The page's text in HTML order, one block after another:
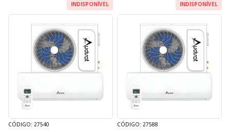
INDISPONÍVEL INDISPONÍVEL
CÓDIGO: 27540 CÓDIGO: 27588